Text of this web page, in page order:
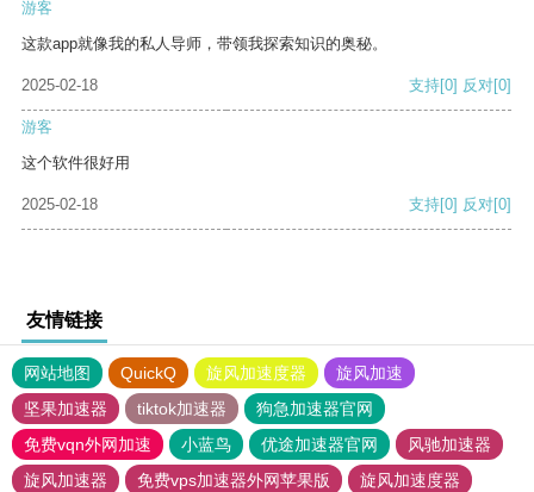
游客
这款app就像我的私人导师，带领我探索知识的奥秘。
2025-02-18 支持[0] 反对[0]
游客
这个软件很好用
2025-02-18 支持[0] 反对[0]
友情链接
网站地图 QuickQ 旋风加速度器
旋风加速
坚果加速器
tiktok加速器
狗急加速器官网
免费vqn外网加速
小蓝鸟 优途加速器官网
风驰加速器
旋风加速器
免费vps加速器外网苹果版 旋风加速度器